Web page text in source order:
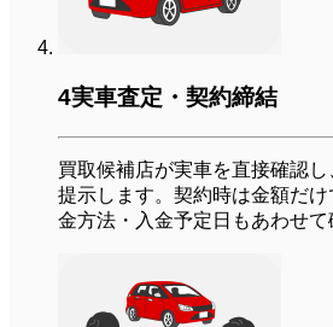
4実車査定・契約締結
買取候補店が実車を直接確認
提示します。契約時は金額だ
金方法・入金予定日もあわせて